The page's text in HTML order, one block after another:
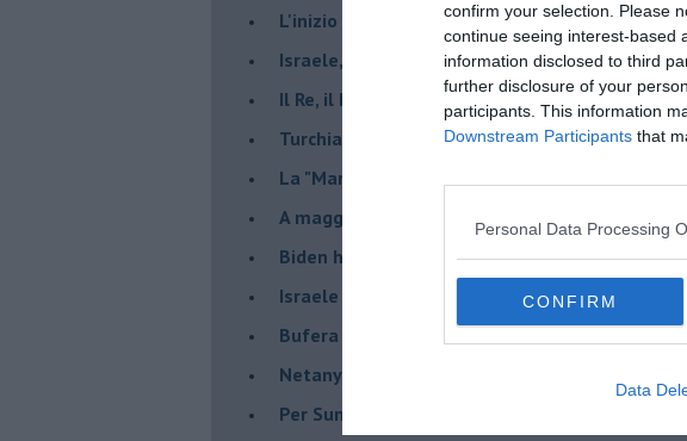
confirm your selection. Please
continue seeing interest-based
information disclosed to third
further disclosure of your
participants. This information
Downstream Participants that
Personal Data Processing
CONFIRM
Data
L'inizio del “secolo della Turchia”
Israele, deciderà il borsone della spesa
Il Re, il Primo Ministro, il Sindaco e la Brexit
Turchia al voto, Erdogan in bilico
La "Marcia dei vivi" per non dimenticare
A maggio le urne decideranno il futuro di
Biden ha fatto infuriare la destra israeliana
Israele rischia una guerra civile
Bufera sull'immigrazione
Netanyahu a Roma, un viaggio complicato
Per Sunak niente crisi e nessuna emergenza